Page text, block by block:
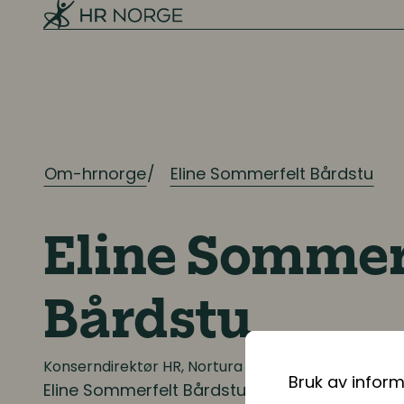
Bruk av
Employer branding
Onboarding
Kompetanse
Kompetanse- og talentledelse
Om-hrnorge Eline Sommerfelt Bårdstu
Eline
Bårdstu
Konserndirektør HR, Nortura SA
Eline Sommerfelt Bårdstu er konserndirektør